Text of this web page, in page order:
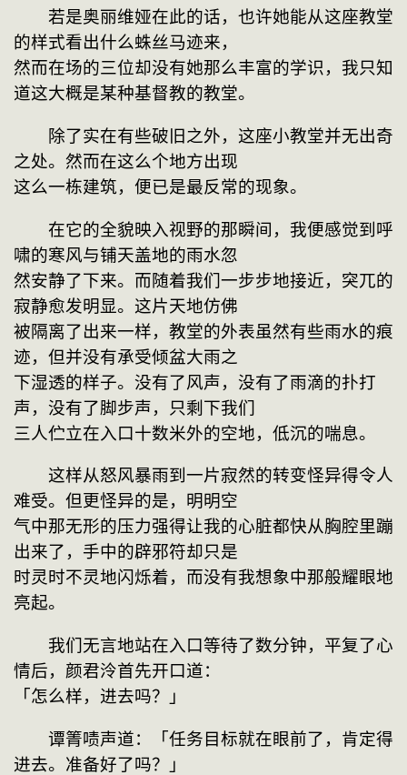
若是奥丽维娅在此的话，也许她能从这座教堂
的样式看出什么蛛丝马迹来，
然而在场的三位却没有她那么丰富的学识，我只知
道这大概是某种基督教的教堂。
除了实在有些破旧之外，这座小教堂并无出奇
之处。然而在这么个地方出现
这么一栋建筑，便已是最反常的现象。
在它的全貌映入视野的那瞬间，我便感觉到呼
啸的寒风与铺天盖地的雨水忽
然安静了下来。而随着我们一步步地接近，突兀的
寂静愈发明显。这片天地仿佛
被隔离了出来一样，教堂的外表虽然有些雨水的痕
迹，但并没有承受倾盆大雨之
下湿透的样子。没有了风声，没有了雨滴的扑打
声，没有了脚步声，只剩下我们
三人伫立在入口十数米外的空地，低沉的喘息。
这样从怒风暴雨到一片寂然的转变怪异得令人
难受。但更怪异的是，明明空
气中那无形的压力强得让我的心脏都快从胸腔里蹦
出来了，手中的辟邪符却只是
时灵时不灵地闪烁着，而没有我想象中那般耀眼地
亮起。
我们无言地站在入口等待了数分钟，平复了心
情后，颜君泠首先开口道：
「怎么样，进去吗？」
谭箐啧声道：「任务目标就在眼前了，肯定得
进去。准备好了吗？」